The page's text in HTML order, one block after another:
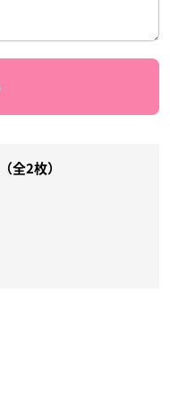
全2枚）